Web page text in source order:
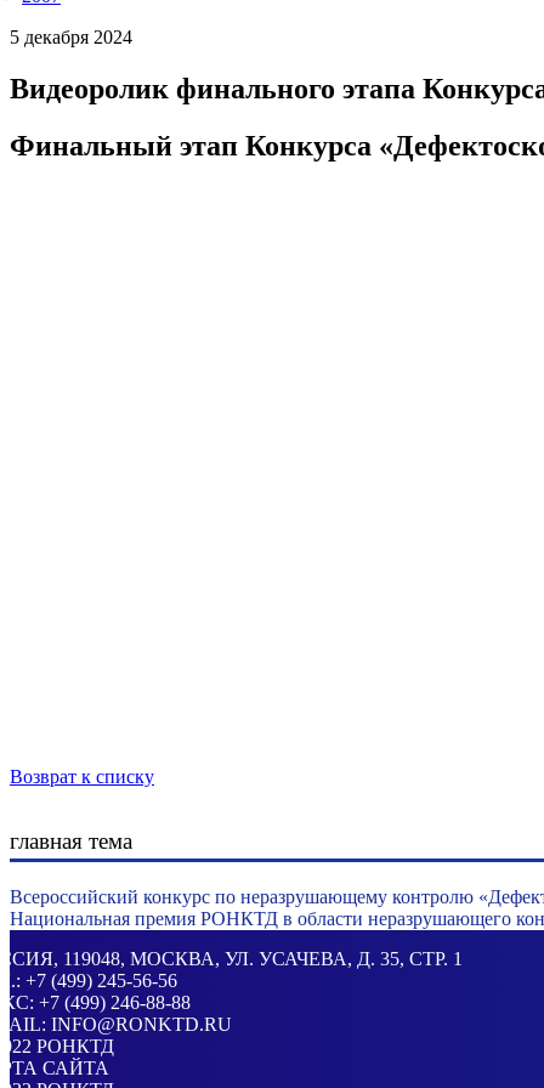
5 декабря 2024
Видеоролик финального этапа
Финальный этап Конкурса
Возврат к списку
главная тема
Всероссийский конкурс по неразрушающему контролю
Национальная премия РОНКТД в области неразрушающего
, 119048, МОСКВА, УЛ. УСАЧЕВА, Д. 35, СТР. 1
+7 (499) 245-56-56
+7 (499) 246-88-88
INFO@RONKTD.RU
РОНКТД
САЙТА